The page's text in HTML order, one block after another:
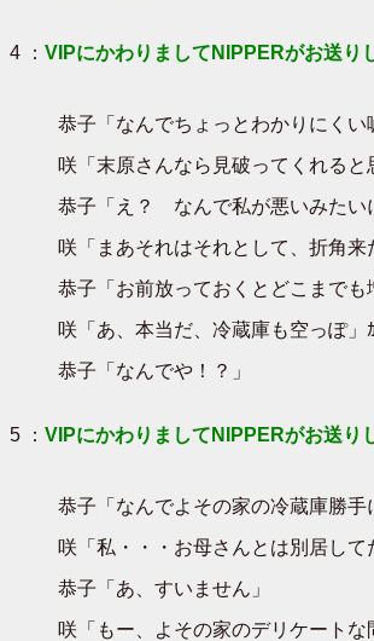
4 ： VIPにかわりましてNIPPERがお送り
恭子「なんでちょっとわかりにく
咲「末原さんなら見破ってくれる
恭子「え？ なんで私が悪いみたい
咲「まあそれはそれとして、折角来
恭子「お前放っておくとどこまで
咲「あ、本当だ、冷蔵庫も空っぽ」
恭子「なんでや！？」
5 ： VIPにかわりましてNIPPERがお送り
恭子「なんでよその家の冷蔵庫勝
咲「私・・・お母さんとは別居して
恭子「あ、すいません」
咲「もー、よその家のデリケート